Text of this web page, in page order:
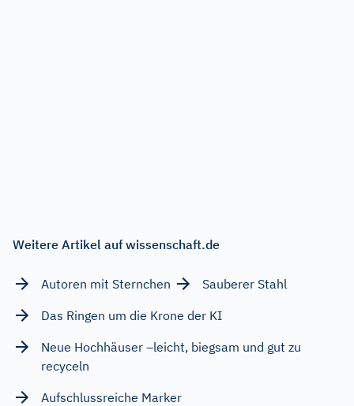
Weitere Artikel auf wissenschaft.de
Autoren mit Sternchen
Sauberer Stahl
Das Ringen um die Krone der KI
Neue Hochhäuser –leicht, biegsam und gut zu
recyceln
Aufschlussreiche Marker